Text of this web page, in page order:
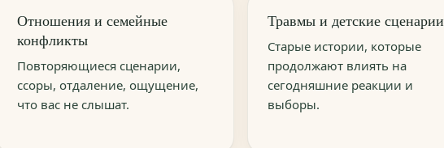
Отношения и семейные
конфликты
Повторяющиеся сценарии,
ссоры, отдаление, ощущение,
что вас не слышат.
Травмы и детские сценарии
Старые истории, которые
продолжают влиять на
сегодняшние реакции и
выборы.